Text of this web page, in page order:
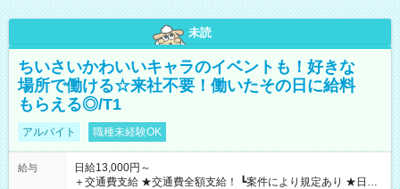
未読
ちいさいかわいいキャラのイベントも！好きな
場所で働ける☆来社不要！働いたその日に給料
もらえる◎/T1
アルバイト 職種未経験OK
給与
日給13,000円～
＋交通費支給 ★交通費全額支給！ ┗案件により規定あり ★日払